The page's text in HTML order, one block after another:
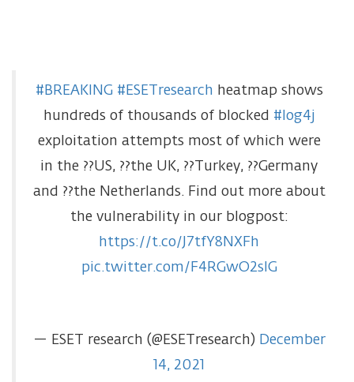
#BREAKING #ESETresearch heatmap shows
hundreds of thousands of blocked #log4j
exploitation attempts most of which were
in the ??US, ??the UK, ??Turkey, ??Germany
and ??the Netherlands. Find out more about
the vulnerability in our blogpost:
https://t.co/J7tfY8NXFh
pic.twitter.com/F4RGwO2sIG
— ESET research (@ESETresearch) December
14, 2021